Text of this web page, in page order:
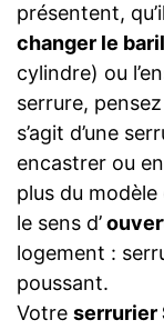
présentent,
changer le
cylindre) ou
serrure, pensez
s’agit d’une
encastrer ou
plus du
le sens d’
logement :
poussant.
Votre serrurier